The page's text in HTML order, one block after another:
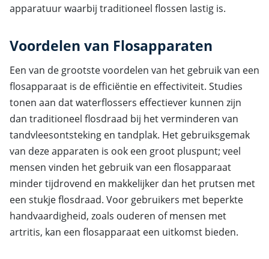
apparatuur waarbij traditioneel flossen lastig is.
Voordelen van Flosapparaten
Een van de grootste voordelen van het gebruik van een
flosapparaat is de efficiëntie en effectiviteit. Studies
tonen aan dat waterflossers effectiever kunnen zijn
dan traditioneel flosdraad bij het verminderen van
tandvleesontsteking en tandplak. Het gebruiksgemak
van deze apparaten is ook een groot pluspunt; veel
mensen vinden het gebruik van een flosapparaat
minder tijdrovend en makkelijker dan het prutsen met
een stukje flosdraad. Voor gebruikers met beperkte
handvaardigheid, zoals ouderen of mensen met
artritis, kan een flosapparaat een uitkomst bieden.